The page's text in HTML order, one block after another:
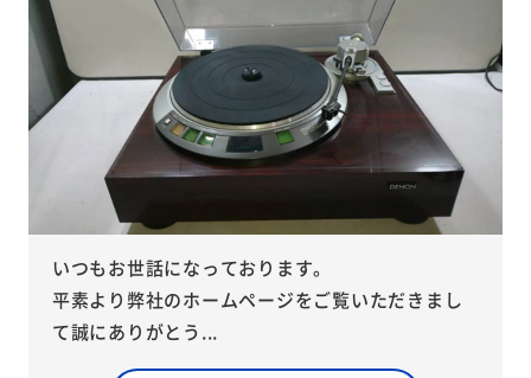
いつもお世話になっております。
平素より弊社のホームページをご覧いただきまし
て誠にありがとう...